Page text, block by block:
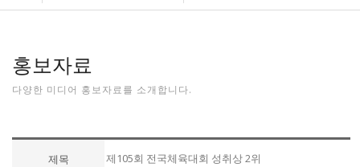
홍보자료
다양한 미디어 홍보자료를 소개합니다.
제목 제105회 전국체육대회 성취상 2위